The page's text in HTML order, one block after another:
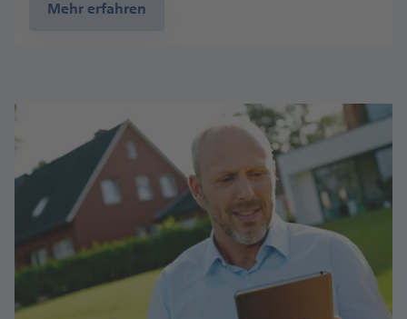
Mehr erfahren